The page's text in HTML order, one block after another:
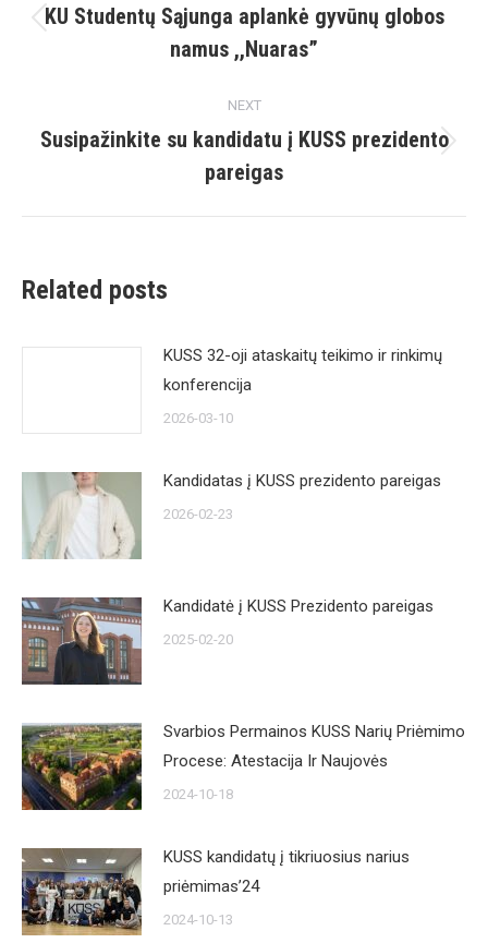
navigation
Previous
post:
KU Studentų Sąjunga aplankė gyvūnų globos
namus ,,Nuaras”
NEXT
Next
post:
Susipažinkite su kandidatu į KUSS prezidento
pareigas
Related posts
KUSS 32-oji ataskaitų teikimo ir rinkimų
konferencija
2026-03-10
Kandidatas į KUSS prezidento pareigas
2026-02-23
Kandidatė į KUSS Prezidento pareigas
2025-02-20
Svarbios Permainos KUSS Narių Priėmimo
Procese: Atestacija Ir Naujovės
2024-10-18
KUSS kandidatų į tikriuosius narius
priėmimas’24
2024-10-13